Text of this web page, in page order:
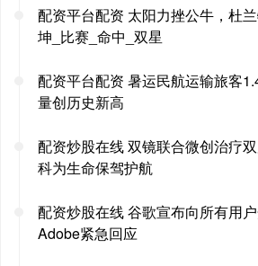
配资平台配资 太阳力挫公牛，杜
坤_比赛_命中_双星
配资平台配资 暑运民航运输旅客
量创历史新高
配资炒股在线 双镜联合微创治疗
科为生命保驾护航
配资炒股在线 谷歌宣布向所有用
Adobe紧急回应